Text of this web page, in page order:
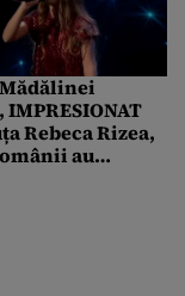
Rebeca Rizea,
au